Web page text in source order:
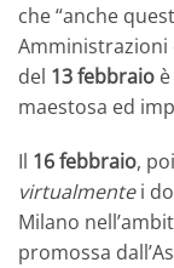
che “anche
Amministrazioni
del 13 febbraio
maestosa ed
Il 16 febbraio,
virtualmentei
Milano
promossa